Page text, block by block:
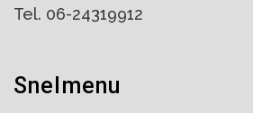
Tel. 06-24319912
Snelmenu